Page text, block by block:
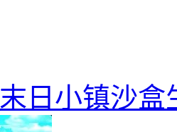
末日小镇沙盒